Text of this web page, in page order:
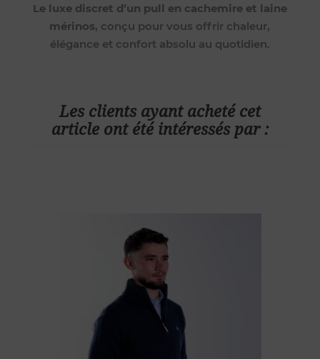
Le luxe discret d’un pull en cachemire et laine
mérinos, conçu pour vous offrir chaleur,
élégance et confort absolu au quotidien.
Les clients ayant acheté cet
article ont été intéressés par :